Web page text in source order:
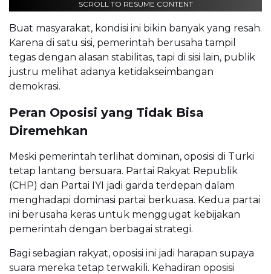
SCROLL TO RESUME CONTENT
Buat masyarakat, kondisi ini bikin banyak yang resah.
Karena di satu sisi, pemerintah berusaha tampil
tegas dengan alasan stabilitas, tapi di sisi lain, publik
justru melihat adanya ketidakseimbangan
demokrasi.
Peran Oposisi yang Tidak Bisa
Diremehkan
Meski pemerintah terlihat dominan, oposisi di Turki
tetap lantang bersuara. Partai Rakyat Republik
(CHP) dan Partai IYI jadi garda terdepan dalam
menghadapi dominasi partai berkuasa. Kedua partai
ini berusaha keras untuk menggugat kebijakan
pemerintah dengan berbagai strategi.
Bagi sebagian rakyat, oposisi ini jadi harapan supaya
suara mereka tetap terwakili. Kehadiran oposisi